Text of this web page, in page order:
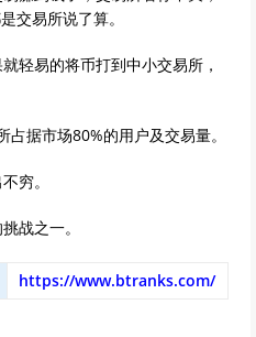
交易所说了算。
轻易的将币打到中小交易所，
据市场80%的用户及交易量。
穷。
战之一。
https://www.btranks.com/